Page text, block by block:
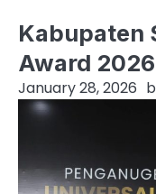
Kabupaten
Award
January 28, 2026